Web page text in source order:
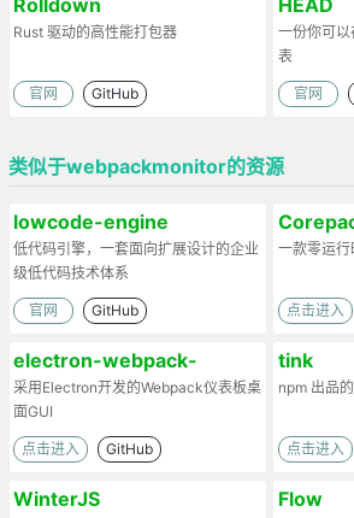
Rust 驱动的高性能打包器
官网 GitHub
一份你可
表
官网
类似于webpackmonitor的资源
lowcode-engine
低代码引擎，一套面向扩展设计的企业
级低代码技术体系
官网 GitHub
一款零运
点击进入
electron-webpack-
dashboard
采用Electron开发的Webpack仪表板桌
面GUI
点击进入 GitHub
tink
npm 出品
点击进入
WinterJS Flow